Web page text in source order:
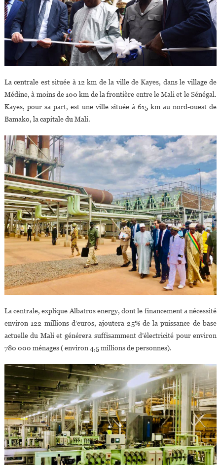
La centrale est située à 12 km de la ville de Kayes, dans le village de
Médine, à moins de 100 km de la frontière entre le Mali et le Sénégal.
Kayes, pour sa part, est une ville située à 615 km au nord-ouest de
Bamako, la capitale du Mali.
La centrale, explique Albatros energy, dont le financement a nécessité
environ 122 millions d’euros, ajoutera 25% de la puissance de base
actuelle du Mali et générera suffisamment d’électricité pour environ
780 000 ménages ( environ 4,5 millions de personnes).